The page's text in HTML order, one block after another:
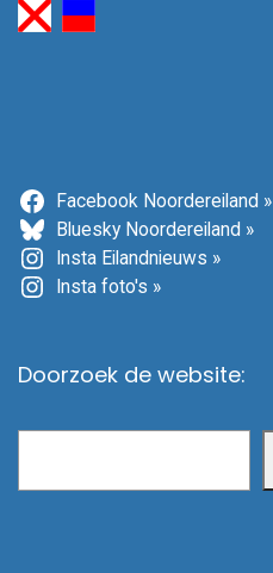
Facebook Noordereiland »
Bluesky Noordereiland »
Insta Eilandnieuws »
Insta foto's »
Doorzoek de website: